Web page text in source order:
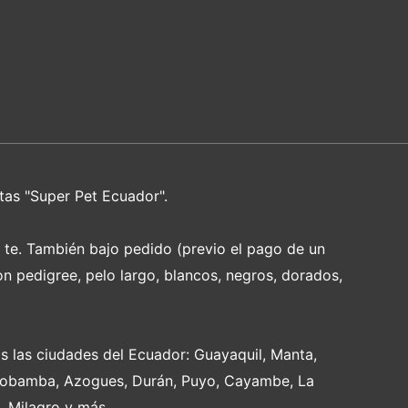
"Super Pet Ecuador".
También bajo pedido (previo el pago de un
pedigree, pelo largo, blancos, negros, dorados,
ciudades del Ecuador: Guayaquil, Manta,
Azogues, Durán, Puyo, Cayambe, La